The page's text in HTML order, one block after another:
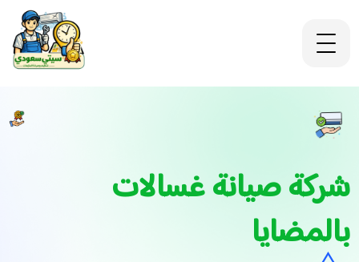
شركة صيانة غسالات
بالمضايا